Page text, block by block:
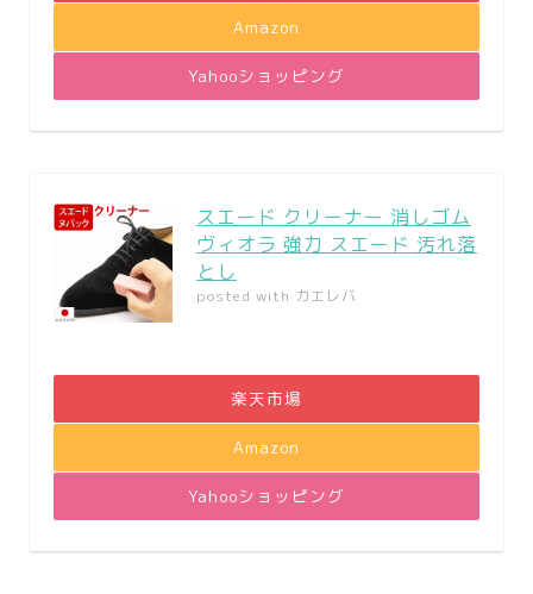
Amazon
Yahooショッピング
スエード クリーナー 消しゴム
ヴィオラ 強力 スエード 汚れ落
とし
posted with カエレバ
楽天市場
Amazon
Yahooショッピング